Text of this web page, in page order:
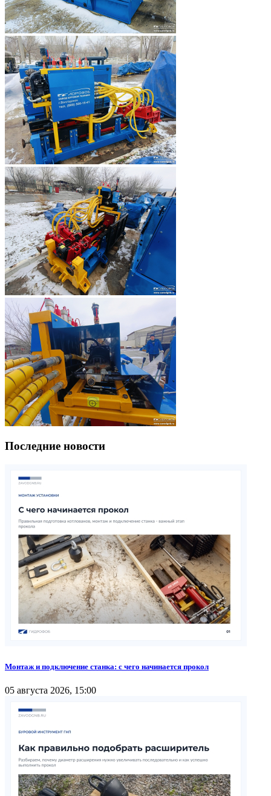
Последние новости
Монтаж и подключение станка: с чего начинается прокол
05 августа 2026, 15:00